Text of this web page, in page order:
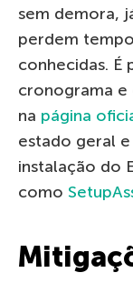
sem demora,
perdem
conhecidas. É
cronograma e
na página
estado geral
instalação do
como